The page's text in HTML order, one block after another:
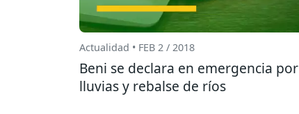
Actualidad • FEB 2 / 2018
Beni se declara en emergencia por
lluvias y rebalse de ríos